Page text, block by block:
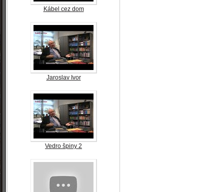
Kábel cez dom
Jaroslav Ivor
Vedro špiny 2